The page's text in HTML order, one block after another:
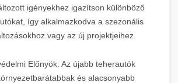
igényekhez igazítson különböző
így alkalmazkodva a szezonális
vagy az új projektjeihez.
Előnyök: Az újabb teherautók
és alacsonyabb